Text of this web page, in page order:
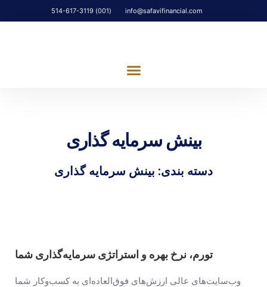
info@safavifinancial.com
(001) 514-617-3119
بینش سرمایه گذاری
دسته بندی: بینش سرمایه گذاری
تورم، نرخ بهره و استراتژی سرمایه‌گذاری شما
وب‌سایت‌های عالی ارزش‌های فوق‌العاده‌ای به کسب‌وکار شما